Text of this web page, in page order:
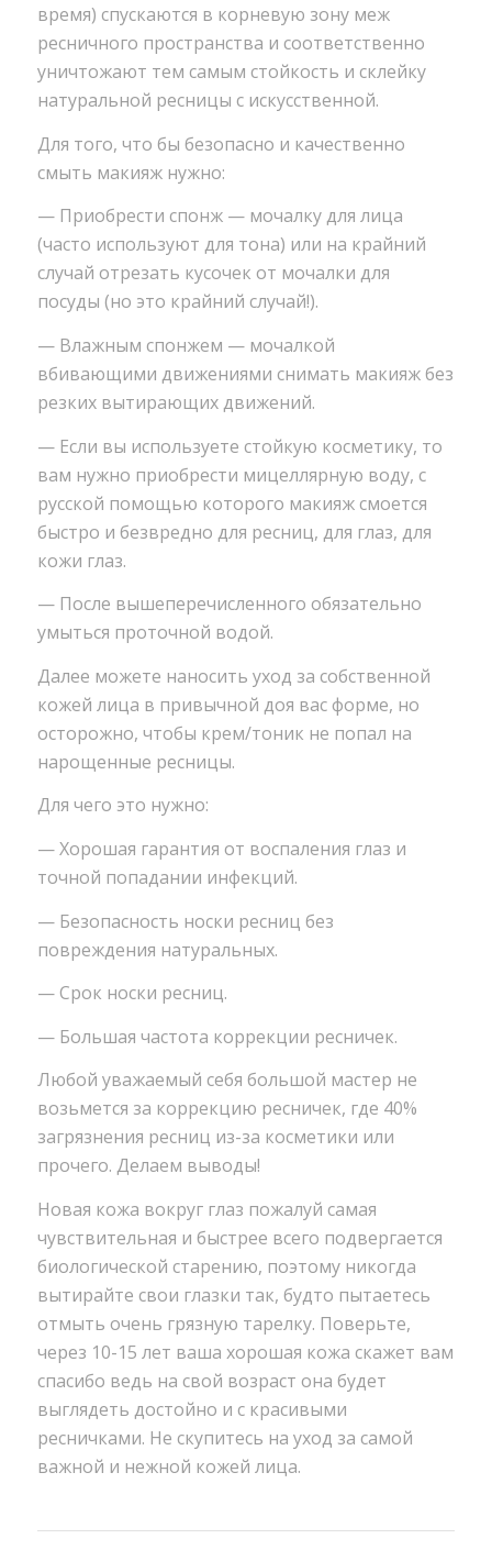
время) спускаются в корневую зону меж
ресничного пространства и соответственно
уничтожают тем самым стойкость и склейку
натуральной ресницы с искусственной.
Для того, что бы безопасно и качественно
смыть макияж нужно:
— Приобрести спонж — мочалку для лица
(часто используют для тона) или на крайний
случай отрезать кусочек от мочалки для
посуды (но это крайний случай!).
— Влажным спонжем — мочалкой
вбивающими движениями снимать макияж без
резких вытирающих движений.
— Если вы используете стойкую косметику, то
вам нужно приобрести мицеллярную воду, с
русской помощью которого макияж смоется
быстро и безвредно для ресниц, для глаз, для
кожи глаз.
— После вышеперечисленного обязательно
умыться проточной водой.
Далее можете наносить уход за собственной
кожей лица в привычной доя вас форме, но
осторожно, чтобы крем/тоник не попал на
нарощенные ресницы.
Для чего это нужно:
— Хорошая гарантия от воспаления глаз и
точной попадании инфекций.
— Безопасность носки ресниц без
повреждения натуральных.
— Срок носки ресниц.
— Большая частота коррекции ресничек.
Любой уважаемый себя большой мастер не
возьмется за коррекцию ресничек, где 40%
загрязнения ресниц из-за косметики или
прочего. Делаем выводы!
Новая кожа вокруг глаз пожалуй самая
чувствительная и быстрее всего подвергается
биологической старению, поэтому никогда
вытирайте свои глазки так, будто пытаетесь
отмыть очень грязную тарелку. Поверьте,
через 10-15 лет ваша хорошая кожа скажет вам
спасибо ведь на свой возраст она будет
выглядеть достойно и с красивыми
ресничками. Не скупитесь на уход за самой
важной и нежной кожей лица.